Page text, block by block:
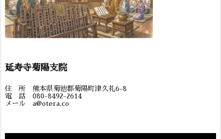
延寿寺菊陽支院
住 所 熊本県菊池郡菊陽町津久礼6-8
電 話 080-8492-2614
メール a@otera.co